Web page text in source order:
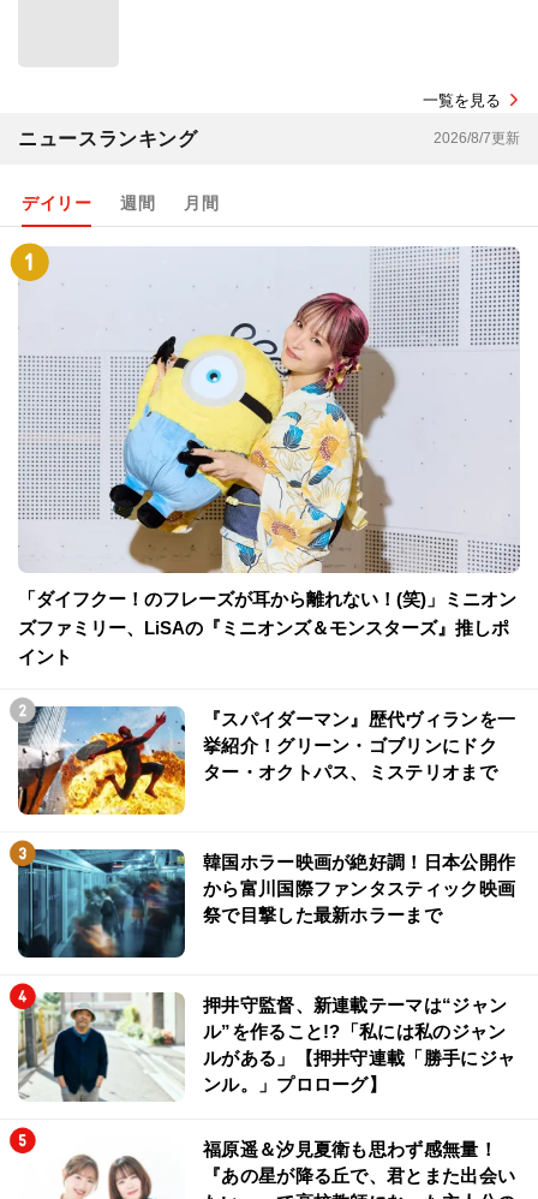
一覧を見る
ニュースランキング 2026/8/7更新
デイリー 週間 月間
「ダイフクー！のフレーズが耳から離れない！(笑)」ミニオン
ズファミリー、LiSAの『ミニオンズ＆モンスターズ』推しポ
イント
『スパイダーマン』歴代ヴィランを一
挙紹介！グリーン・ゴブリンにドク
ター・オクトパス、ミステリオまで
韓国ホラー映画が絶好調！日本公開作
から富川国際ファンタスティック映画
祭で目撃した最新ホラーまで
押井守監督、新連載テーマは“ジャン
ル”を作ること!?「私には私のジャン
ルがある」【押井守連載「勝手にジャ
ンル。」プロローグ】
福原遥＆汐見夏衛も思わず感無量！
『あの星が降る丘で、君とまた出会い